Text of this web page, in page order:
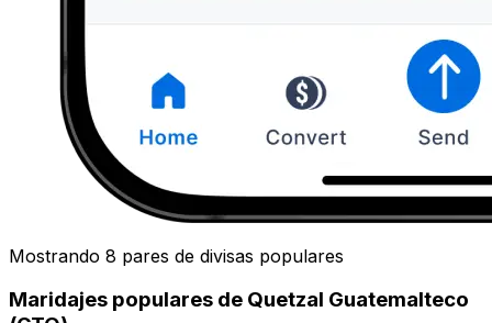
Mostrando 8 pares de divisas populares
Maridajes populares de Quetzal Guatemalteco